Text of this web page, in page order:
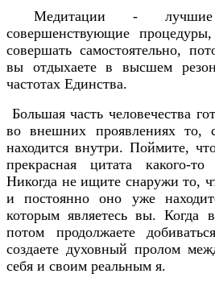
Медитации -
совершенствующие
совершать самостоятельно,
вы отдыхаете в высшем
частотах Единства.
Большая часть человечества
во внешних проявлениях то,
находится внутри. Поймите,
прекрасная цитата какого-то
Никогда не ищите снаружи то,
и постоянно оно уже
которым являетесь вы. Когда
потом продолжаете
создаете духовный пролом
себя и своим реальным я.